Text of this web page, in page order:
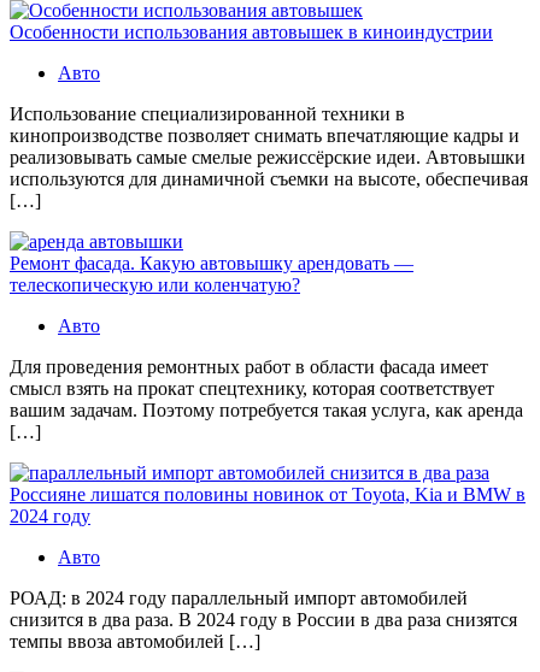
Особенности использования автовышек в киноиндустрии
Авто
Использование специализированной техники в
кинопроизводстве позволяет снимать впечатляющие кадры и
реализовывать самые смелые режиссёрские идеи. Автовышки
используются для динамичной съемки на высоте, обеспечивая
[…]
Ремонт фасада. Какую автовышку арендовать —
телескопическую или коленчатую?
Авто
Для проведения ремонтных работ в области фасада имеет
смысл взять на прокат спецтехнику, которая соответствует
вашим задачам. Поэтому потребуется такая услуга, как аренда
[…]
Россияне лишатся половины новинок от Toyota, Kia и BMW в
2024 году
Авто
РОАД: в 2024 году параллельный импорт автомобилей
снизится в два раза. В 2024 году в России в два раза снизятся
темпы ввоза автомобилей […]